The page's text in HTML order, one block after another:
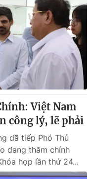
không có sự chấp
khi phát hành lại
Việt Nam
công lý, lẽ phải
đã tiếp Phó Thủ
đang thăm chính
họp lần thứ 24...